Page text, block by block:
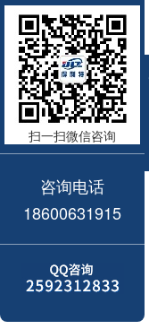
扫一扫微信咨询
咨询电话
18600631915